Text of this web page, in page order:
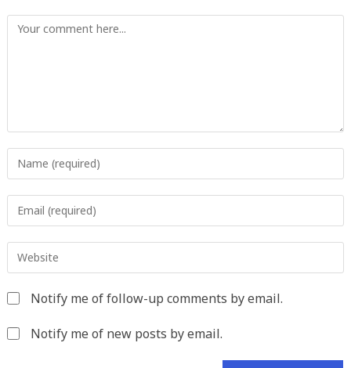
Comment
your
username
to
comment
your
address
toyour
URL
Notify me of follow-up comments by email.
Notify me of new posts by email.